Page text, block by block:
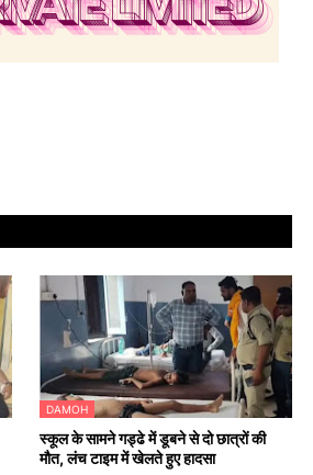
DAMOH
स्कूल के सामने गड्ढे में डूबने से दो छात्रों की
मौत, लंच टाइम में खेलते हुए हादसा